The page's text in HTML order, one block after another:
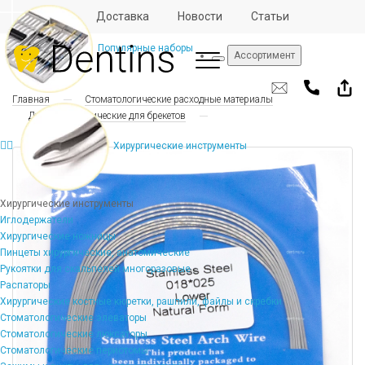
Отзывы Доставка Новости Статьи
Ассортимент
Популярные наборы
Хирургические инструменты
Хирургические инструменты
Иглодержатели
Хирургические ножницы
Пинцеты хирургические, анатомические
Рукоятки для скальпелей многоразовые
Распаторы
Хирургические костные кюретки, рашпили, файлы и скребки
Стоматологические элеваторы
Стоматологические люксаторы
Стоматологические периотомы
Главная
Стоматологические расходные материалы
Дуги ортодонтические для брекетов